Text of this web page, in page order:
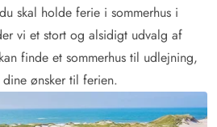
skal holde ferie i sommerhus i
vi et stort og alsidigt udvalg af
finde et sommerhus til udlejning,
ønsker til ferien.